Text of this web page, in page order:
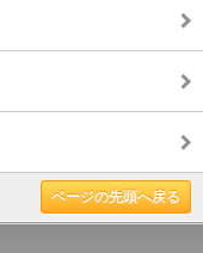
ページの先頭へ戻る